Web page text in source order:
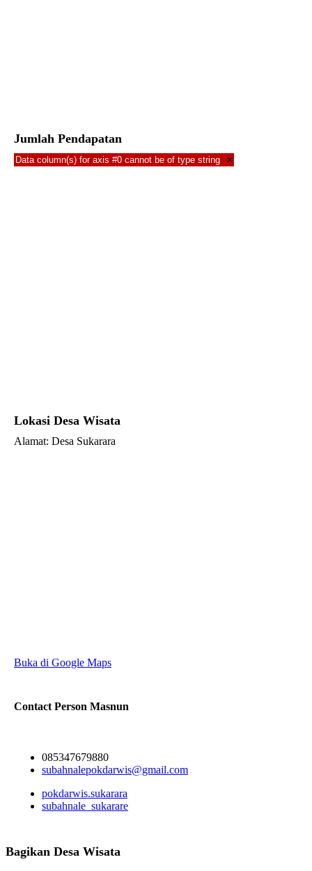
Jumlah Pendapatan
Data column(s) for axis #0 cannot be of type string ×
Lokasi Desa Wisata
Alamat: Desa Sukarara
Buka di Google Maps
Contact Person Masnun
085347679880
subahnalepokdarwis@gmail.com
pokdarwis.sukarara
subahnale_sukarare
Bagikan Desa Wisata